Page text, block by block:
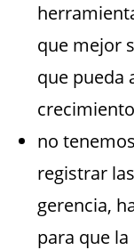
que mejor
que pueda
no
registrar
gerencia,
para que